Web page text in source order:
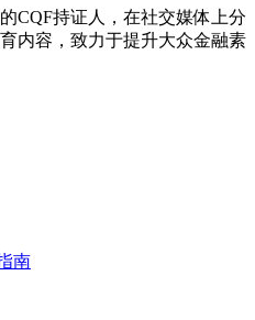
CQF持证人，在社交媒体上分
内容，致力于提升大众金融素
南